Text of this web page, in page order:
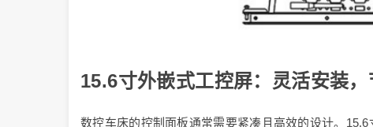
15.6寸外嵌式工控屏：灵活安装，
数控车床的控制面板通常需要紧凑且高效的设计。